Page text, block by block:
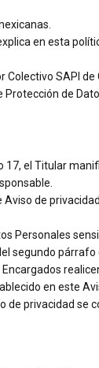
en esta
SAPI
de
17, el Titular
de
Personales
párrafo
en este
de privacidad